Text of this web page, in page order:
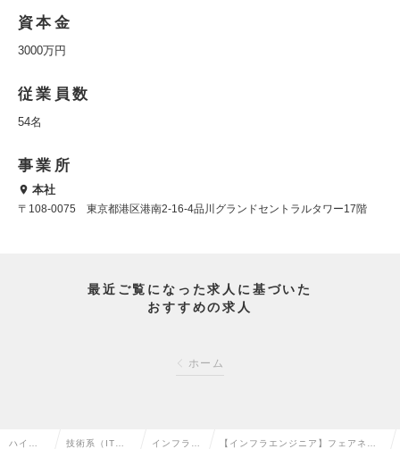
資本金
3000万円
従業員数
54名
事業所
本社
〒108-0075 東京都港区港南2-16-4品川グランドセントラルタワー17階
最近ご覧になった求人に基づいた
おすすめの求人
ホーム
ハイク 技術系（IT・ インフラエ 【インフラエンジニア】フェアネス